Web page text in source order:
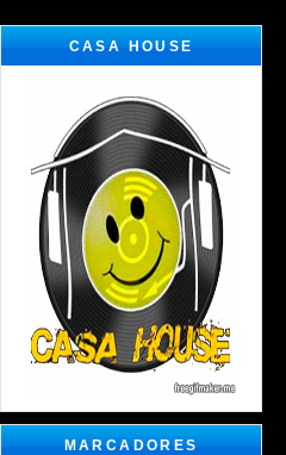
CASA HOUSE
MARCADORES